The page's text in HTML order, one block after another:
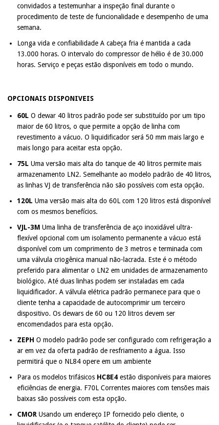
convidados a testemunhar a inspeção final durante o
procedimento de teste de funcionalidade e desempenho de uma
semana.
Longa vida e confiabilidade A cabeça fria é mantida a cada
13.000 horas. O intervalo do compressor de hélio é de 30.000
horas. Serviço e peças estão disponíveis em todo o mundo.
OPCIONAIS DISPONIVEIS
60L O dewar 40 litros padrão pode ser substituído por um tipo
maior de 60 litros, o que permite a opção de linha com
revestimento a vácuo. O liquidificador será 50 mm mais largo e
mais longo para aceitar esta opção.
75L Uma versão mais alta do tanque de 40 litros permite mais
armazenamento LN2. Semelhante ao modelo padrão de 40 litros,
as linhas VJ de transferência não são possíveis com esta opção.
120L Uma versão mais alta do 60L com 120 litros está disponível
com os mesmos benefícios.
VJL-3M Uma linha de transferência de aço inoxidável ultra-
flexível opcional com um isolamento permanente a vácuo está
disponível com um comprimento de 3 metros e terminada com
uma válvula criogênica manual não-lacrada. Este é o método
preferido para alimentar o LN2 em unidades de armazenamento
biológico. Até duas linhas podem ser instaladas em cada
liquidificador. A válvula elétrica padrão permanece para que o
cliente tenha a capacidade de autocomprimir um terceiro
dispositivo. Os dewars de 60 ou 120 litros devem ser
encomendados para esta opção.
ZEPH O modelo padrão pode ser configurado com refrigeração a
ar em vez da oferta padrão de resfriamento a água. Isso
permitirá que o NL84 opere em um ambiente
Para os modelos trifásicos HC8E4 estão disponíveis para maiores
eficiências de energia. F70L Correntes maiores com tensões mais
baixas são possíveis com esta opção.
CMOR Usando um endereço IP fornecido pelo cliente, o